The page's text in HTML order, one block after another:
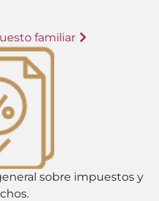
familiar
sobre impuestos y